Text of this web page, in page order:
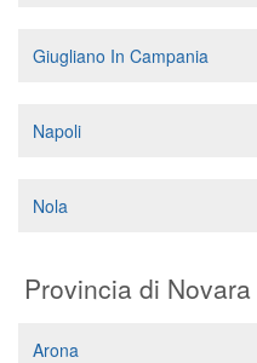
Giugliano In Campania
Napoli
Nola
Provincia di Novara
Arona